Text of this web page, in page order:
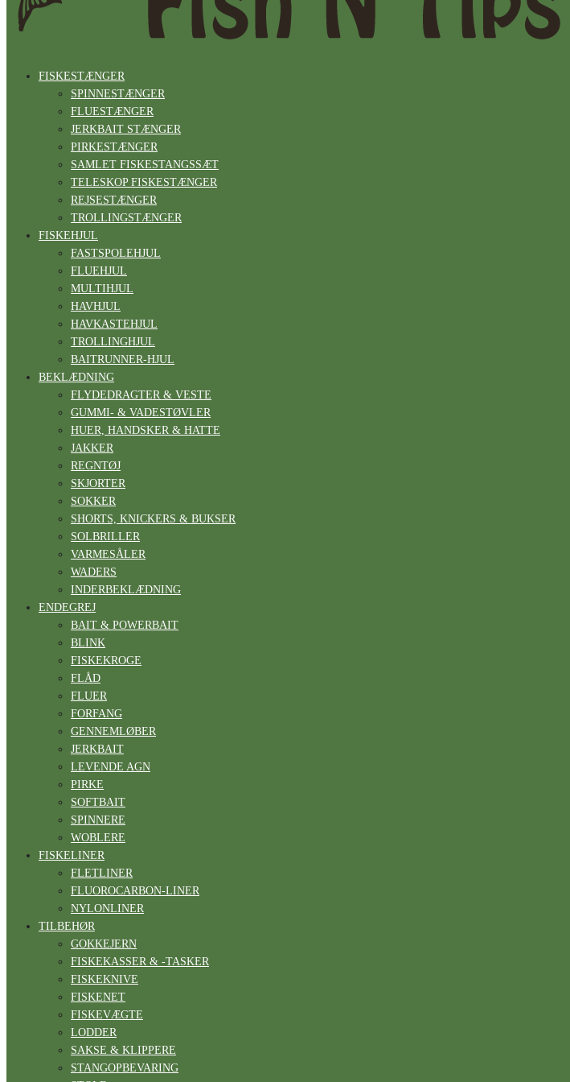
FISKESTÆNGER
SPINNESTÆNGER
FLUESTÆNGER
JERKBAIT STÆNGER
PIRKESTÆNGER
SAMLET FISKESTANGSSÆT
TELESKOP FISKESTÆNGER
REJSESTÆNGER
TROLLINGSTÆNGER
FISKEHJUL
FASTSPOLEHJUL
FLUEHJUL
MULTIHJUL
HAVHJUL
HAVKASTEHJUL
TROLLINGHJUL
BAITRUNNER-HJUL
BEKLÆDNING
FLYDEDRAGTER & VESTE
GUMMI- & VADESTØVLER
HUER, HANDSKER & HATTE
JAKKER
REGNTØJ
SKJORTER
SOKKER
SHORTS, KNICKERS & BUKSER
SOLBRILLER
VARMESÅLER
WADERS
INDERBEKLÆDNING
ENDEGREJ
BAIT & POWERBAIT
BLINK
FISKEKROGE
FLÅD
FLUER
FORFANG
GENNEMLØBER
JERKBAIT
LEVENDE AGN
PIRKE
SOFTBAIT
SPINNERE
WOBLERE
FISKELINER
FLETLINER
FLUOROCARBON-LINER
NYLONLINER
TILBEHØR
GOKKEJERN
FISKEKASSER & -TASKER
FISKEKNIVE
FISKENET
FISKEVÆGTE
LODDER
SAKSE & KLIPPERE
STANGOPBEVARING